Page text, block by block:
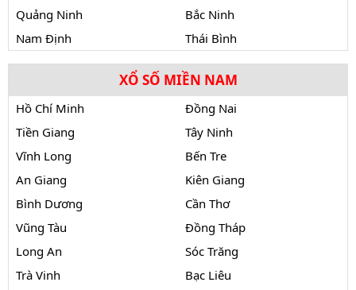
Quảng Ninh
Bắc Ninh
Nam Định
Thái Bình
XỔ SỐ MIỀN NAM
Hồ Chí Minh
Đồng Nai
Tiền Giang
Tây Ninh
Vĩnh Long
Bến Tre
An Giang
Kiên Giang
Bình Dương
Cần Thơ
Vũng Tàu
Đồng Tháp
Long An
Sóc Trăng
Trà Vinh
Bạc Liêu